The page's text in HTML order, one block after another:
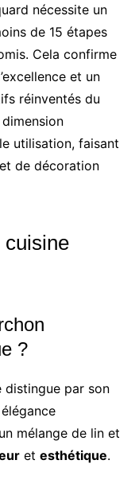
nécessite un
de 15 étapes
Cela confirme
et un
réinventés du
utilisation, faisant
de décoration
cuisine
?
par son
mélange de lin et
et esthétique.